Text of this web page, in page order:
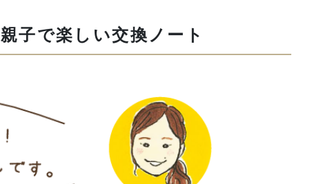
子で楽しい交換ノート